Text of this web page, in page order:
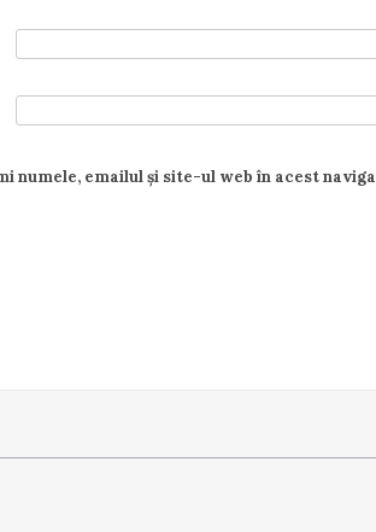
numele, emailul și site-ul web în acest